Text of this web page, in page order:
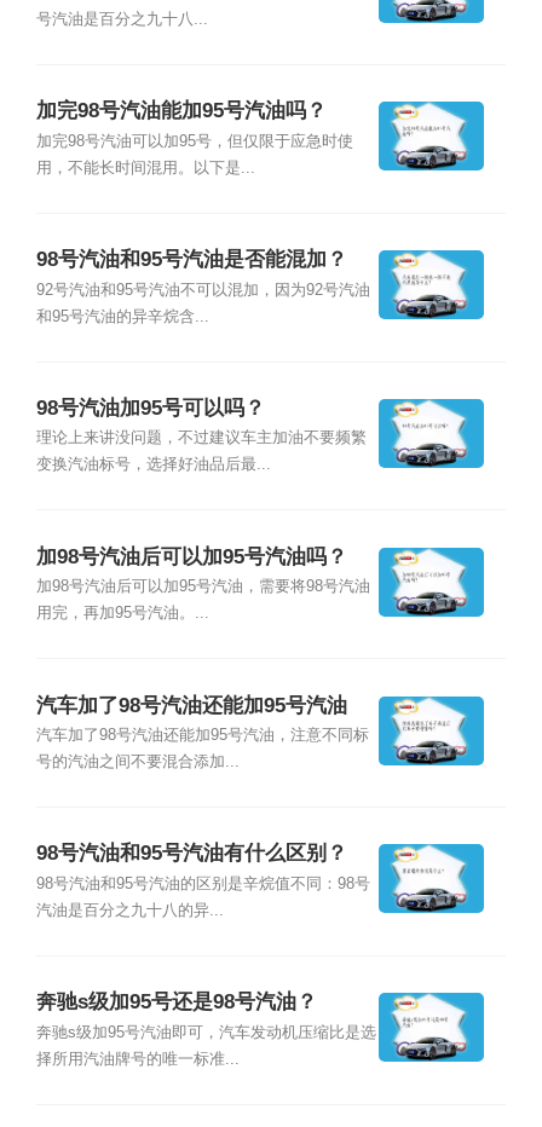
号汽油是百分之九十八...
加完98号汽油能加95号汽油吗？
加完98号汽油可以加95号，但仅限于应急时使
用，不能长时间混用。以下是...
98号汽油和95号汽油是否能混加？
92号汽油和95号汽油不可以混加，因为92号汽油
和95号汽油的异辛烷含...
98号汽油加95号可以吗？
理论上来讲没问题，不过建议车主加油不要频繁
变换汽油标号，选择好油品后最...
加98号汽油后可以加95号汽油吗？
加98号汽油后可以加95号汽油，需要将98号汽油
用完，再加95号汽油。...
汽车加了98号汽油还能加95号汽油
吗？
汽车加了98号汽油还能加95号汽油，注意不同标
号的汽油之间不要混合添加...
98号汽油和95号汽油有什么区别？
98号汽油和95号汽油的区别是辛烷值不同：98号
汽油是百分之九十八的异...
奔驰s级加95号还是98号汽油？
奔驰s级加95号汽油即可，汽车发动机压缩比是选
择所用汽油牌号的唯一标准...